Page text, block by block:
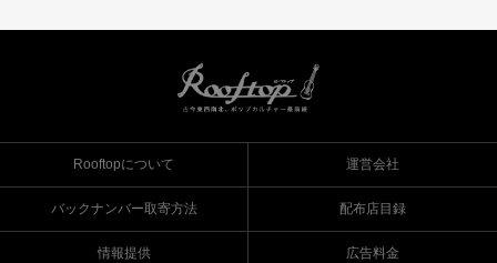
Rooftopについて 運営会社
バックナンバー取寄方法 配布店目録
情報提供 広告料金